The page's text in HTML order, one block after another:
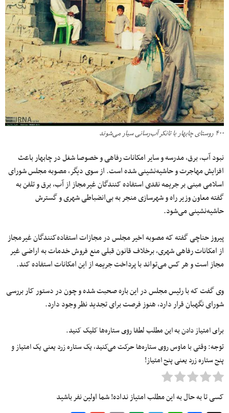
۴۰۰ روستای چابهار با تانکر آب‌رسانی سیار می‌شوند
نبود آب، برق، مدرسه و سایر امکانات رفاهی و خصوصا شغل در چابهار باعث
افزایش مهاجرت و حاشیه‌نشینی شده است. از سوی دیگر، مصوبه مجلس شورای
اسلامی مبنی بر جریمه نقدی استفاده کنندگان غیرمجاز از آب، برق و تلفن به
گفته معاون وزیر راه و شهرسازی منجر به بی‌انضباطی شهری و گسترش
حاشیه‌نشینی می‌شود.
پیروز حناچی گفته که مصوبه اخیر مجلس در مجازات استفاده‌کنندگان غیرمجاز
از امکانات رفاهی شهری، برخلاف قانون قبلی منع فروش خدمات به اراضی غیر
مجاز است و هر کس می‌تواند با پرداخت جریمه از این امکانات استفاده کند.
وی گفت که با رئیس مجلس در این باره صحبت شده و چون در دستور کار بررسی
شورای نگهبان قرار دارد، هنوز فرصت برای تجدید نظر وجود دارد.
برای امتیاز دادن به این مطلب لطفا روی ستاره‌ها کلیک کنید.
توجه: وقتی با ماوس روی ستاره‌ها حرکت می‌کنید، یک ستاره زرد یعنی یک امتیاز و
پنج ستاره زرد یعنی پنج امتیاز!
کسی تا به حال به این مطلب امتیاز نداده! شما اولین نفر باشید